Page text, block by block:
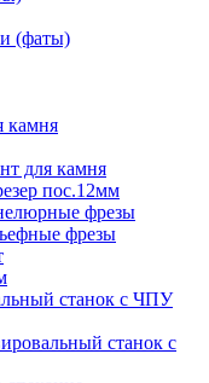
(фаты)
камня
для камня
пос.12мм
фрезы
фрезы
станок с ЧПУ
станок с